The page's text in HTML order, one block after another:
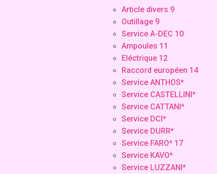
Article divers 9
Outillage 9
Service A-DEC 10
Ampoules 11
Eléctrique 12
Raccord européen 14
Service ANTHOS*
Service CASTELLINI*
Service CATTANI*
Service DCI*
Service DURR*
Service FARO* 17
Service KAVO*
Service LUZZANI*